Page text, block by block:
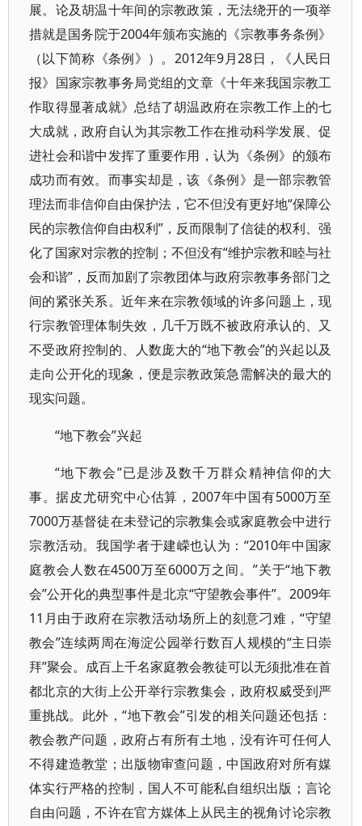
展。论及胡温十年间的宗教政策，无法绕开的一项举
措就是国务院于2004年颁布实施的《宗教事务条例》
（以下简称《条例》）。2012年9月28日，《人民日
报》国家宗教事务局党组的文章《十年来我国宗教工
作取得显著成就》总结了胡温政府在宗教工作上的七
大成就，政府自认为其宗教工作在推动科学发展、促
进社会和谐中发挥了重要作用，认为《条例》的颁布
成功而有效。而事实却是，该《条例》是一部宗教管
理法而非信仰自由保护法，它不但没有更好地“保障公
民的宗教信仰自由权利”，反而限制了信徒的权利、强
化了国家对宗教的控制；不但没有“维护宗教和睦与社
会和谐”，反而加剧了宗教团体与政府宗教事务部门之
间的紧张关系。近年来在宗教领域的许多问题上，现
行宗教管理体制失效，几千万既不被政府承认的、又
不受政府控制的、人数庞大的“地下教会”的兴起以及
走向公开化的现象，便是宗教政策急需解决的最大的
现实问题。
“地下教会”兴起
“地下教会”已是涉及数千万群众精神信仰的大
事。据皮尤研究中心估算，2007年中国有5000万至
7000万基督徒在未登记的宗教集会或家庭教会中进行
宗教活动。我国学者于建嵘也认为：“2010年中国家
庭教会人数在4500万至6000万之间。”关于“地下教
会”公开化的典型事件是北京“守望教会事件”。2009年
11月由于政府在宗教活动场所上的刻意刁难，“守望
教会”连续两周在海淀公园举行数百人规模的“主日崇
拜”聚会。成百上千名家庭教会教徒可以无须批准在首
都北京的大街上公开举行宗教集会，政府权威受到严
重挑战。此外，“地下教会”引发的相关问题还包括：
教会教产问题，政府占有所有土地，没有许可任何人
不得建造教堂；出版物审查问题，中国政府对所有媒
体实行严格的控制，国人不可能私自组织出版；言论
自由问题，不许在官方媒体上从民主的视角讨论宗教